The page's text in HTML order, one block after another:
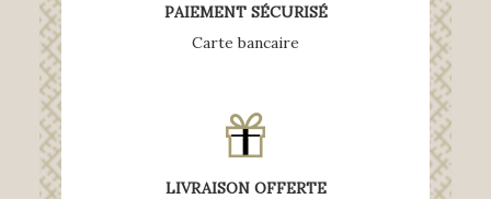
PAIEMENT SÉCURISÉ
Carte bancaire
LIVRAISON OFFERTE